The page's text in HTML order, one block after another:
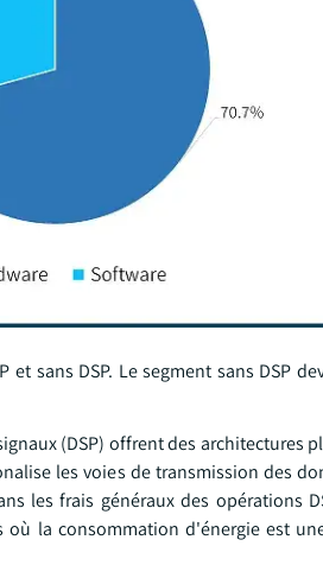
sans DSP. Le segment sans DSP
(DSP) offrent des architectures
les voies de transmission des
les frais généraux des opérations
la consommation d'énergie est